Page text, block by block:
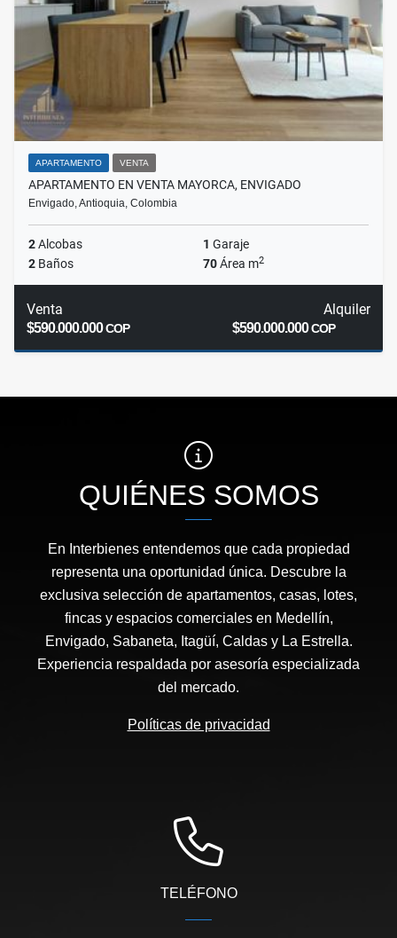
APARTAMENTO VENTA
APARTAMENTO EN VENTA MAYORCA, ENVIGADO
Envigado, Antioquia, Colombia
2Alcobas 1 Garaje
2 Baños 70Área m2
Venta
$590.000.000COP
Alquiler
$590.000.000COP
QUIÉNES SOMOS
En Interbienes entendemos que cada propiedad
representa una oportunidad única. Descubre la
exclusiva selección de apartamentos, casas, lotes,
fincas y espacios comerciales en Medellín,
Envigado, Sabaneta, Itagüí, Caldas y La Estrella.
Experiencia respaldada por asesoría especializada
del mercado.
Políticas de privacidad
TELÉFONO